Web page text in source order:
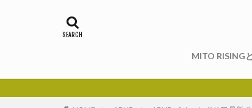
MITO RISING